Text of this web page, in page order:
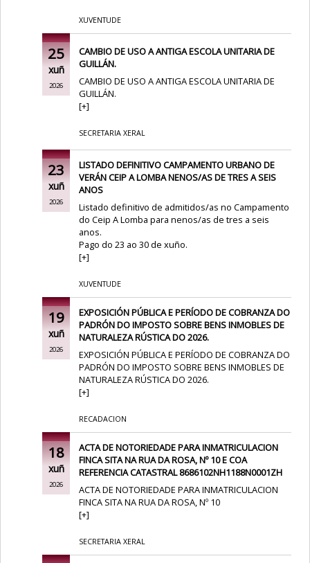
XUVENTUDE
25
xuñ
2026
CAMBIO DE USO A ANTIGA ESCOLA UNITARIA DE
GUILLÁN.
CAMBIO DE USO A ANTIGA ESCOLA UNITARIA DE
GUILLÁN.
[+]
SECRETARIA XERAL
23
xuñ
2026
LISTADO DEFINITIVO CAMPAMENTO URBANO DE
VERÁN CEIP A LOMBA NENOS/AS DE TRES A SEIS
ANOS
Listado definitivo de admitidos/as no Campamento
do Ceip A Lomba para nenos/as de tres a seis
anos.
Pago do 23 ao 30 de xuño.
[+]
XUVENTUDE
19
xuñ
2026
EXPOSICIÓN PÚBLICA E PERÍODO DE COBRANZA DO
PADRÓN DO IMPOSTO SOBRE BENS INMOBLES DE
NATURALEZA RÚSTICA DO 2026.
EXPOSICIÓN PÚBLICA E PERÍODO DE COBRANZA DO
PADRÓN DO IMPOSTO SOBRE BENS INMOBLES DE
NATURALEZA RÚSTICA DO 2026.
[+]
RECADACION
18
xuñ
2026
ACTA DE NOTORIEDADE PARA INMATRICULACION
FINCA SITA NA RUA DA ROSA, Nº 10 E COA
REFERENCIA CATASTRAL 8686102NH1188N0001ZH
ACTA DE NOTORIEDADE PARA INMATRICULACION
FINCA SITA NA RUA DA ROSA, Nº 10
[+]
SECRETARIA XERAL